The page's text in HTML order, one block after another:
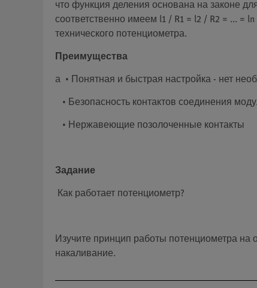
что функция деления основана на законе
соответственно имеем l1 / R1 = l2 / R2 = ... =
технического потенциометра.
Преимущества
а • Понятная и быстрая настройка - нет
• Безопасность контактов соединения
• Нержавеющие позолоченные контакты
Задание
Как работает потенциометр?
Изучите принцип работы потенциометра на
накаливание.